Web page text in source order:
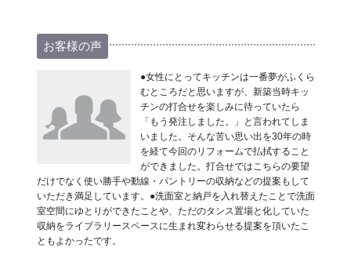
お客様の声
●女性にとってキッチンは一番夢がふくら
むところだと思いますが、新築当時キッ
チンの打合せを楽しみに待っていたら
「もう発注しました。」と言われてしま
いました。そんな苦い思い出を30年の時
を経て今回のリフォームで払拭すること
ができました。打合せではこちらの要望
だけでなく使い勝手や動線・パントリーの収納などの提案もして
いただき満足しています。●洗面室と納戸を入れ替えたことで洗面
室空間にゆとりができたことや、ただのタンス置場と化していた
収納をライブラリースペースに生まれ変わらせる提案を頂いたこ
ともよかったです。